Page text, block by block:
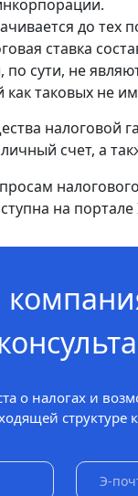
до тех
ставка
по сути, не
таковых не
налоговой
счет, а
на
о налогах и
структуре